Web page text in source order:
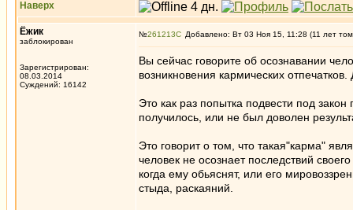
Наверх
Ёжик
заблокирован
Зарегистрирован:
08.03.2014
Суждений: 16142
№261213 Добавлено: Вт 03 Ноя 15, 11:28 (11 лет
Вы сейчас говорите об осознавании
возникновения кармических
Это как раз попытка подвести под
получилось, или не был доволен
Это говорит о том, что такая"карма"
человек не осознает последствий
когда ему обьяснят, или его
стыда, раскаяний.